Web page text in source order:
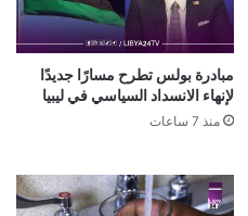
مبادرة بولس تطرح مسارًا جديدًا
لإنهاء الانسداد السياسي في ليبيا
منذ 7 ساعات